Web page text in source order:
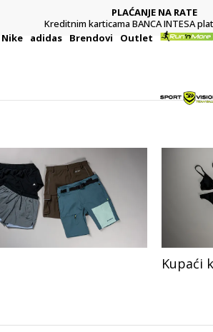
PLAĆANJE NA RATE
Kreditnim karticama BANCA INTESA
Nike adidas Brendovi Outlet
Kupaći